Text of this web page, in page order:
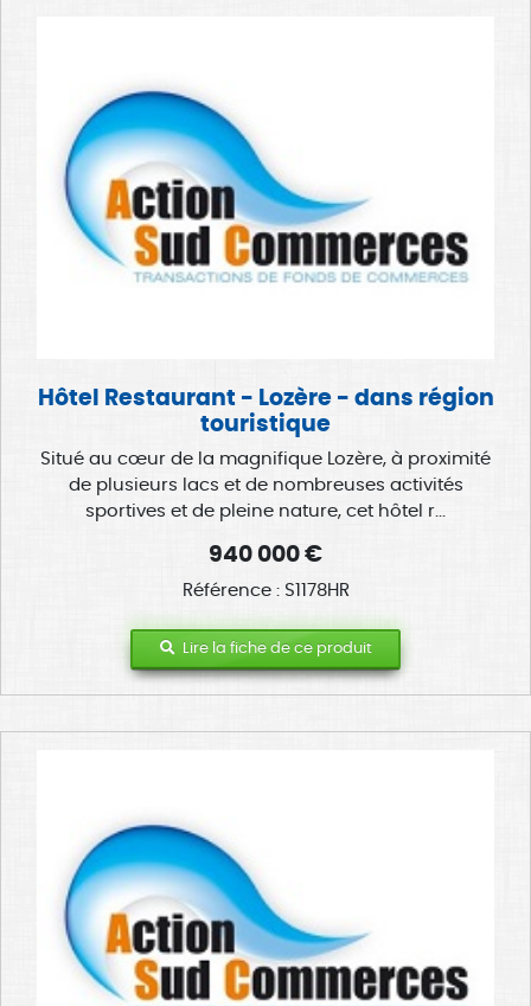
Hôtel Restaurant - Lozère - dans région
touristique
Situé au cœur de la magnifique Lozère, à proximité
de plusieurs lacs et de nombreuses activités
sportives et de pleine nature, cet hôtel r...
940 000 €
Référence : S1178HR
Lire la fiche de ce produit